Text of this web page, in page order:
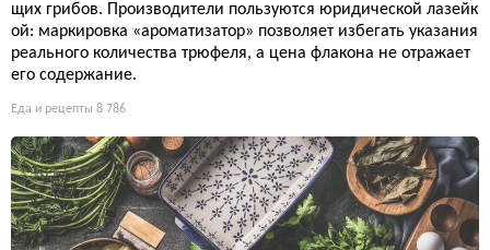
щих грибов. Производители пользуются юридической лазейк
ой: маркировка «ароматизатор» позволяет избегать указания
реального количества трюфеля, а цена флакона не отражает
его содержание.
Еда и рецепты 8 786